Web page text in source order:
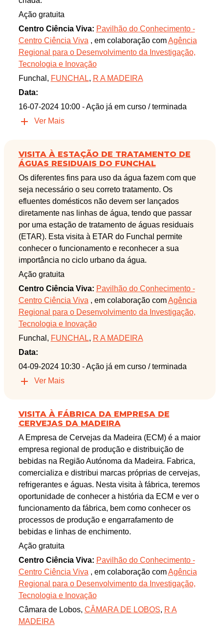
Ação gratuita
Centro Ciência Viva: Pavilhão do Conhecimento -
Centro Ciência Viva, em colaboração comAgência
Regional para o Desenvolvimento da Investigação,
Tecnologia e Inovação
Funchal, FUNCHAL, R A MADEIRA
Data:
16-07-2024 10:00 - Ação já em curso / terminada
Ver Mais
VISITA À ESTAÇÃO DE TRATAMENTO DE
ÁGUAS RESIDUAIS DO FUNCHAL
Os diferentes fins para uso da água fazem com que
seja necessário o seu correto tratamento. Os
efluentes domésticos não devem ser lançados
diretamente nas linhas de água, tendo que passar
por uma estação de tratamento de águas residuais
(ETAR). Esta visita à ETAR do Funchal permite
conhecer o funcionamento e reconhecer a sua
importância no ciclo urbano da água.
Ação gratuita
Centro Ciência Viva: Pavilhão do Conhecimento -
Centro Ciência Viva , em colaboração comAgência
Regional para o Desenvolvimento da Investigação,
Tecnologia e Inovação
Funchal, FUNCHAL, R A MADEIRA
Data:
04-09-2024 10:30 - Ação já em curso / terminada
Ver Mais
VISITA À FÁBRICA DA EMPRESA DE
CERVEJAS DA MADEIRA
A Empresa de Cervejas da Madeira (ECM) é a maior
empresa regional de produção e distribuição de
bebidas na Região Autónoma da Madeira. Fabrica,
comercializa e distribui marcas próprias de cervejas,
refrigerantes e águas. Nesta visita à fábrica, teremos
oportunidade de conhecer a história da ECM e ver o
funcionamento da fábrica, bem como conhecer os
processos de produção e engarrafamento de
bebidas e linhas de enchimento.
Ação gratuita
Centro Ciência Viva: Pavilhão do Conhecimento -
Centro Ciência Viva , em colaboração comAgência
Regional para o Desenvolvimento da Investigação,
Tecnologia e Inovação
Câmara de Lobos, CÂMARA DE LOBOS, R A
MADEIRA